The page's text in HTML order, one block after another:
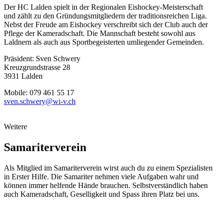
Der HC Lalden spielt in der Regionalen Eishockey-Meisterschaft
und zählt zu den Gründungsmitgliedern der traditionsreichen Liga.
Nebst der Freude am Eishockey verschreibt sich der Club auch der
Pflege der Kameradschaft. Die Mannschaft besteht sowohl aus
Laldnern als auch aus Sportbegeisterten umliegender Gemeinden.
Präsident: Sven Schwery
Kreuzgrundstrasse 28
3931 Lalden
Mobile: 079 461 55 17
sven.schwery@wi-v.ch
Weitere
Samariterverein
Als Mitglied im Samariterverein wirst auch du zu einem Spezialisten
in Erster Hilfe. Die Samariter nehmen viele Aufgaben wahr und
können immer helfende Hände brauchen. Selbstverständlich haben
auch Kameradschaft, Geselligkeit und Spass ihren Platz bei uns.